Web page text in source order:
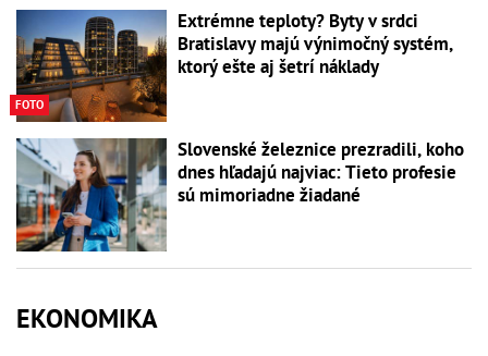
FOTO
Extrémne teploty? Byty v srdci
Bratislavy majú výnimočný systém,
ktorý ešte aj šetrí náklady
Slovenské železnice prezradili, koho
dnes hľadajú najviac: Tieto profesie
sú mimoriadne žiadané
EKONOMIKA